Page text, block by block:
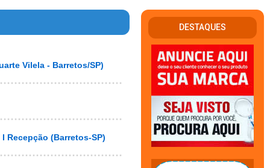
Vilela - Barretos/SP)
Recepção (Barretos-SP)
DESTAQUES